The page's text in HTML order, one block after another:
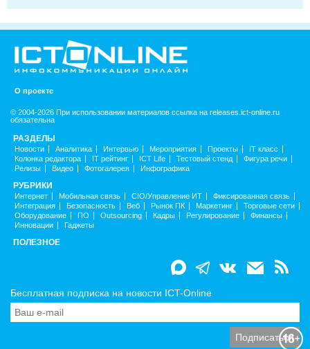
О проекте
© 2004-2026 При использовании материалов ссылка на releases.ict-online.ru
обязательна
РАЗДЕЛЫ
Новости Аналитика Интервью Мероприятия Проекты
IT класс
Колонка редактора
IT рейтинг ICT Life Тестовый стенд
Фигура речи
Релизы
Видео Фотогалерея Инфографика
РУБРИКИ
Интернет Мобильная связь CIO/Управление ИТ
Фиксированная связь
Интеграция
Безопасность Веб Рынок ПК Маркетинг
Торговые сети
Оборудование
ПО Outsourcing Кадры Регулирование
Финансы
Инновации
Гаджеты
ПОЛЕЗНОЕ
Бесплатная подписка на новости ICT-Online